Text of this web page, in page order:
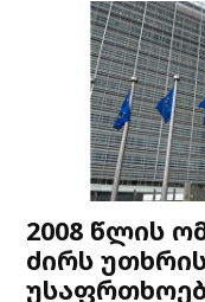
2008 წლის
ძირს